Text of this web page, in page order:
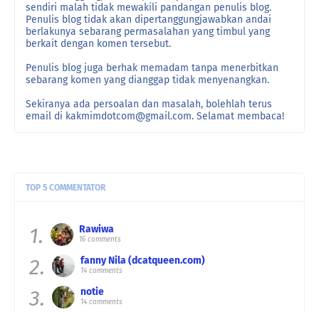
sendiri malah tidak mewakili pandangan penulis blog.
Penulis blog tidak akan dipertanggungjawabkan andai
berlakunya sebarang permasalahan yang timbul yang
berkait dengan komen tersebut.
Penulis blog juga berhak memadam tanpa menerbitkan
sebarang komen yang dianggap tidak menyenangkan.
Sekiranya ada persoalan dan masalah, bolehlah terus
email di kakmimdotcom@gmail.com. Selamat membaca!
TOP 5 COMMENTATOR
1. Rawiwa
16 comments
2. fanny Nila (dcatqueen.com)
14 comments
3. notie
14 comments